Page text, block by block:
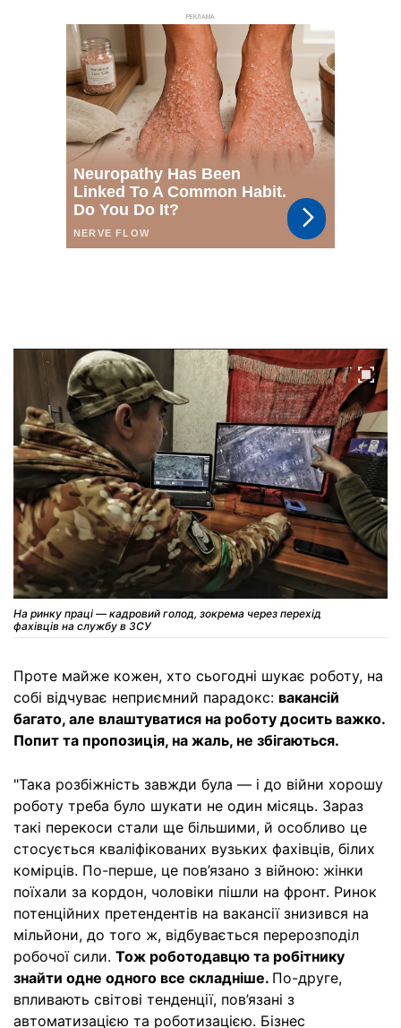
РЕКЛАМА
На ринку праці — кадровий голод, зокрема через перехід
фахівців на службу в ЗСУ
Проте майже кожен, хто сьогодні шукає роботу, на
собі відчуває неприємний парадокс: вакансій
багато, але влаштуватися на роботу досить важко.
Попит та пропозиція, на жаль, не збігаються.
"Така розбіжність завжди була — і до війни хорошу
роботу треба було шукати не один місяць. Зараз
такі перекоси стали ще більшими, й особливо це
стосується кваліфікованих вузьких фахівців, білих
комірців. По-перше, це пов’язано з війною: жінки
поїхали за кордон, чоловіки пішли на фронт. Ринок
потенційних претендентів на вакансії знизився на
мільйони, до того ж, відбувається перерозподіл
робочої сили. Тож роботодавцю та робітнику
знайти одне одного все складніше. По-друге,
впливають світові тенденції, пов’язані з
автоматизацією та роботизацією. Бізнес